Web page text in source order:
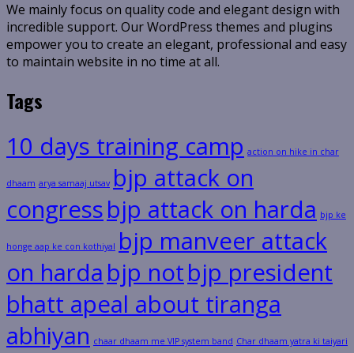
We mainly focus on quality code and elegant design with
incredible support. Our WordPress themes and plugins
empower you to create an elegant, professional and easy
to maintain website in no time at all.
Tags
10 days training camp action on hike in char
dhaam arya samaaj utsav bjp attack on
congressbjp attack on harda bjp ke
honge aap ke con kothiyal bjp manveer attack
on harda bjp notbjp president
bhatt apeal about tiranga
abhiyan chaar dhaam me VIP system band Char dhaam yatra ki taiyari